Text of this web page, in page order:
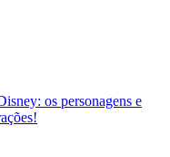
os personagens e